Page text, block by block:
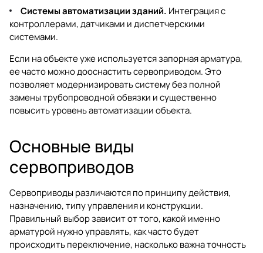
Системы автоматизации зданий. Интеграция с
контроллерами, датчиками и диспетчерскими
системами.
Если на объекте уже используетсязапорная арматура,
ее часто можно дооснастить сервоприводом. Это
позволяет модернизировать систему без полной
замены трубопроводной обвязки и существенно
повысить уровень автоматизации объекта.
Основные виды
сервоприводов
Сервоприводы различаются по принципу действия,
назначению, типу управления и конструкции.
Правильный выбор зависит от того, какой именно
арматурой нужно управлять, как часто будет
происходить переключение, насколько важна точность